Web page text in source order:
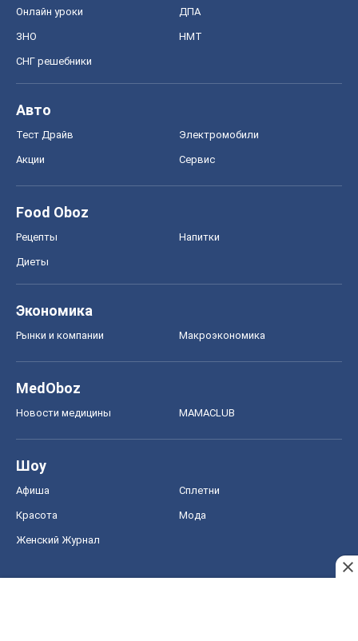
Онлайн уроки ДПА
ЗНО НМТ
СНГ решебники
Авто
Тест Драйв Электромобили
Акции Сервис
Food Oboz
Рецепты Напитки
Диеты
Экономика
Рынки и компании Mакроэкономика
MedOboz
Новости медицины MAMACLUB
Шоу
Афиша Сплетни
Красота Мода
Женский Журнал